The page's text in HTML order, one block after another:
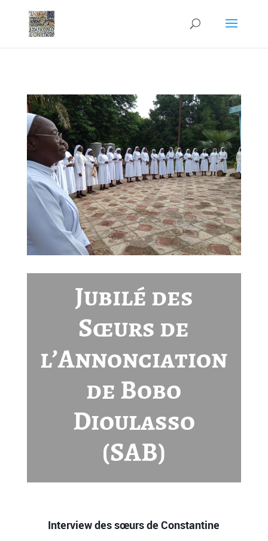
Jubilé des
Sœurs de
l’Annonciation
de Bobo
Dioulasso
(SAB)
Interview des sœurs de Constantine